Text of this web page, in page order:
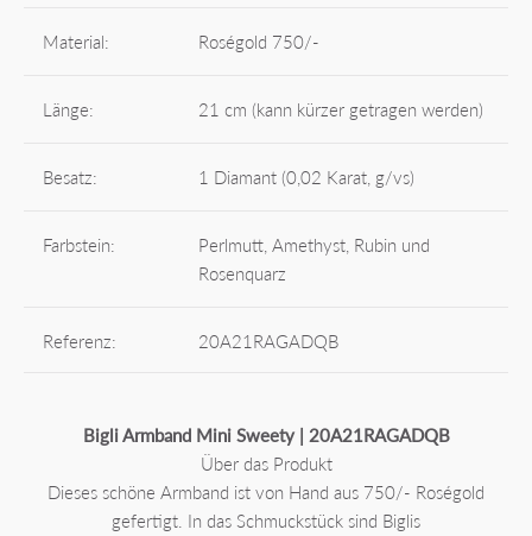
Material: Roségold 750/-
Länge: 21 cm (kann kürzer getragen werden)
Besatz: 1 Diamant (0,02 Karat, g/vs)
Farbstein:
Perlmutt, Amethyst, Rubin und
Rosenquarz
Referenz: 20A21RAGADQB
Bigli Armband Mini Sweety | 20A21RAGADQB
Über das Produkt
Dieses schöne Armband ist von Hand aus 750/- Roségold
gefertigt. In das Schmuckstück sind Biglis